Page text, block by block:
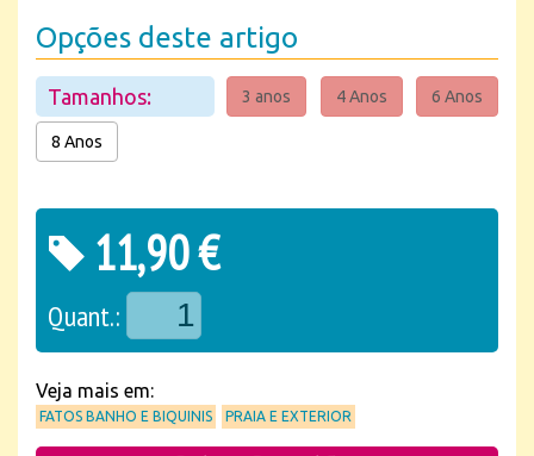
Opções deste artigo
Tamanhos: 3 anos 4 Anos 6 Anos
8 Anos
11,90 €
Quant.:
Veja mais em:
FATOS BANHO E BIQUINIS PRAIA E EXTERIOR